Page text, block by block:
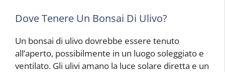
Dove Tenere Un Bonsai Di Ulivo?
Un bonsai di ulivo dovrebbe essere tenuto
all’aperto, possibilmente in un luogo soleggiato e
ventilato. Gli ulivi amano la luce solare diretta e un